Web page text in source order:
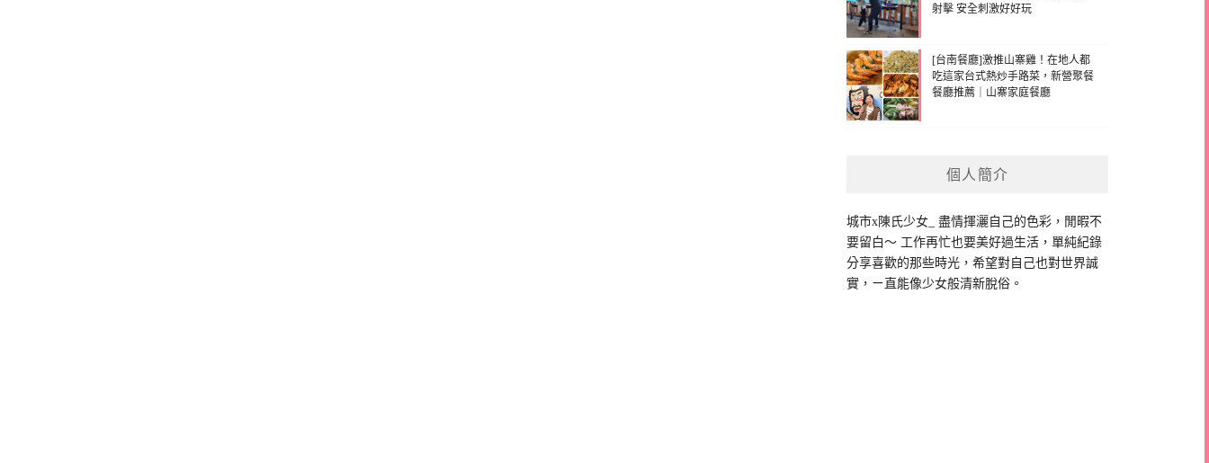
射擊 安全刺激好好玩
[台南餐廳]激推山寨雞！在地人都
吃這家台式熱炒手路菜，新營聚餐
餐廳推薦｜山寨家庭餐廳
個人簡介
城市x陳氏少女_ 盡情揮灑自己的色彩，閒暇不
要留白～ 工作再忙也要美好過生活，單純紀錄
分享喜歡的那些時光，希望對自己也對世界誠
實，ㄧ直能像少女般清新脫俗。